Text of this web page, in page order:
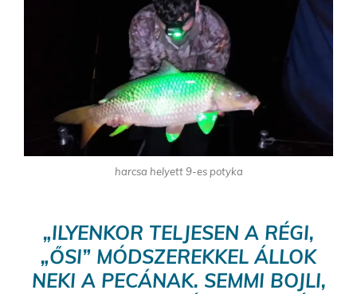
harcsa helyett 9-es potyka
„ILYENKOR TELJESEN A RÉGI,
„ŐSI” MÓDSZEREKKEL ÁLLOK
NEKI A PECÁNAK. SEMMI BOJLI,